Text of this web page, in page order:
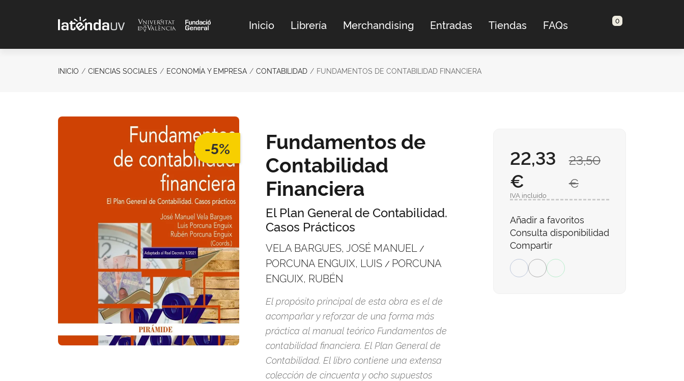
Inicio Librería Merchandising Entradas Tiendas FAQs 0
INICIO CIENCIAS SOCIALES ECONOMÍA Y EMPRESA CONTABILIDAD FUNDAMENTOS DE CONTABILIDAD FINANCIERA
-5%
Fundamentos de
Contabilidad
Financiera
El Plan General de Contabilidad.
Casos Prácticos
VELA BARGUES, JOSÉ MANUEL /
PORCUNA ENGUIX, LUIS / PORCUNA
ENGUIX, RUBÉN
El propósito principal de esta obra es el de
acompañar y reforzar de una forma más
práctica al manual teórico Fundamentos de
contabilidad financiera. El Plan General de
Contabilidad. El libro contiene una extensa
colección de cincuenta y ocho supuestos
23,50
€
22,33
€
IVA incluido
Añadir a favoritos
Consulta disponibilidad
Compartir